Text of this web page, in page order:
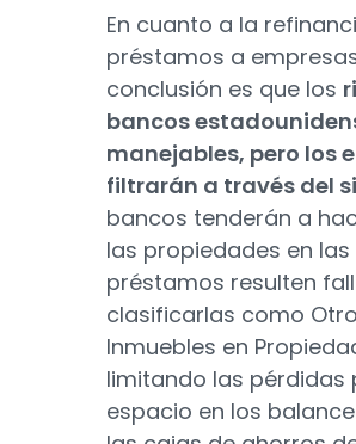
En cuanto a la
préstamos a
conclusión es que los
bancos
manejables, pero los
filtrarán a través del
bancos tenderán a
las propiedades en las
préstamos resulten
clasificarlas como
Inmuebles en
limitando las pérdidas
espacio en los